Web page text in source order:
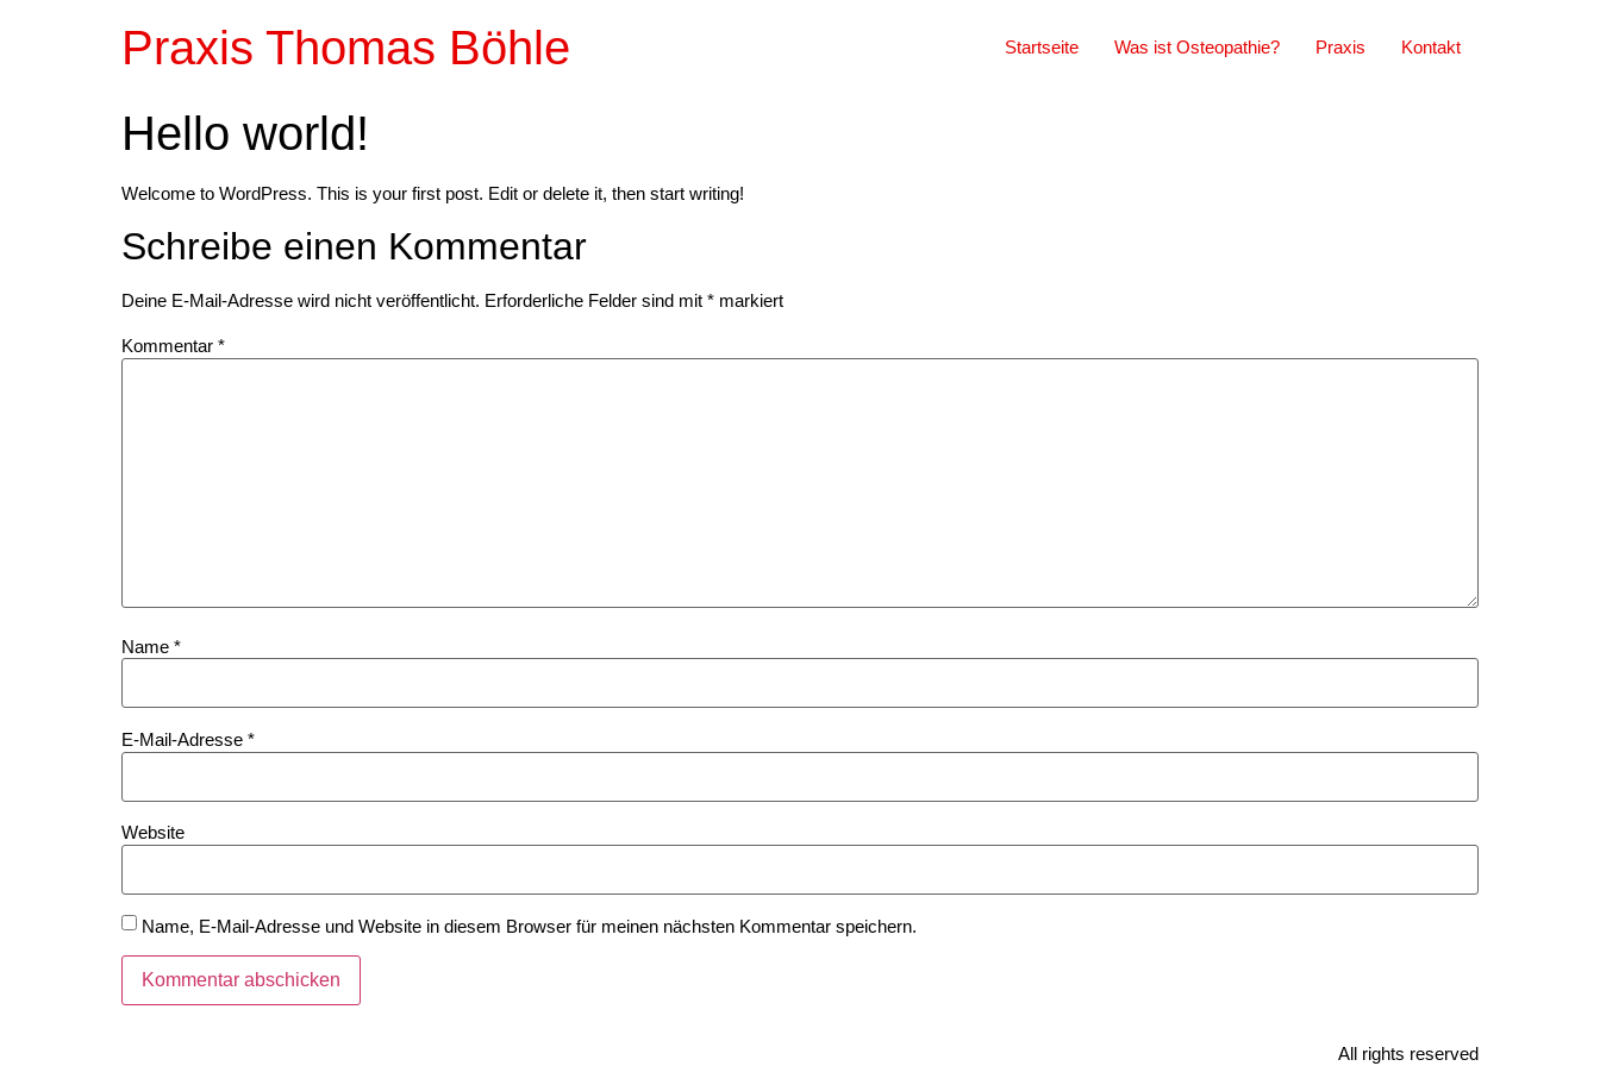
Praxis Thomas Böhle Startseite Was ist Osteopathie? Praxis Kontakt
Hello world!
Welcome to WordPress. This is your first post. Edit or delete it, then start writing!
Schreibe einen Kommentar
Deine E-Mail-Adresse wird nicht veröffentlicht. Erforderliche Felder sind mit * markiert
Kommentar *
Name *
E-Mail-Adresse *
Website
Name, E-Mail-Adresse und Website in diesem Browser für meinen nächsten Kommentar speichern.
All rights reserved